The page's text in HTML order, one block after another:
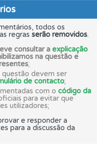
todos os
regras serão removidos.
consultar a explicação
na questão e
;
questão devem ser
de contacto;
com o código da
para evitar que
utilizadores;
e responder a
para a discussão da